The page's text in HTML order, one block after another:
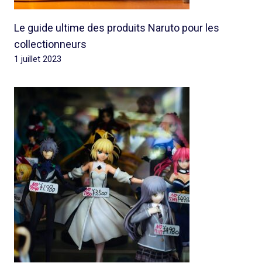
Le guide ultime des produits Naruto pour les
collectionneurs
1 juillet 2023